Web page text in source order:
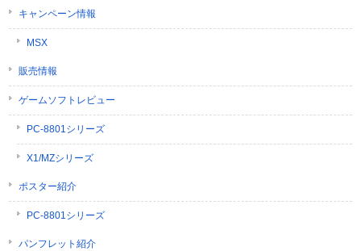
キャンペーン情報
MSX
販売情報
ゲームソフトレビュー
PC-8801シリーズ
X1/MZシリーズ
ポスター紹介
PC-8801シリーズ
パンフレット紹介